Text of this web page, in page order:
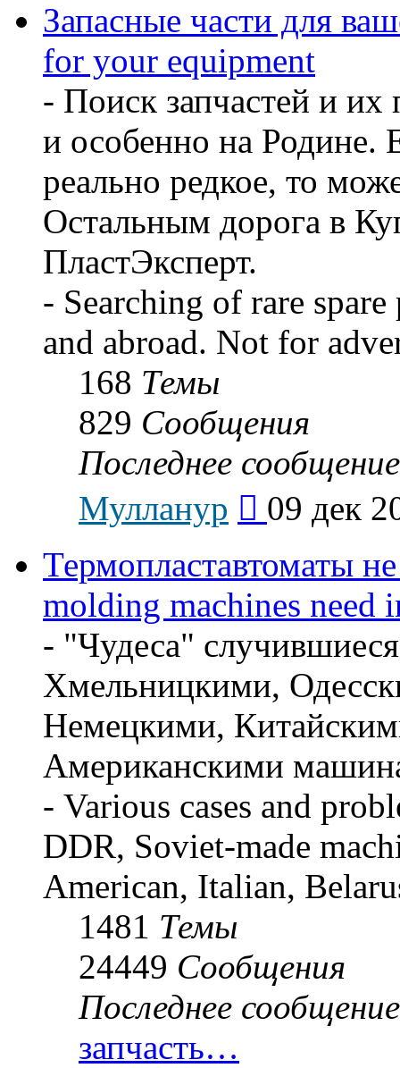
Запасные части для
for your equipment
- Поиск запчастей и
и особенно на Родине.
реально редкое, то
Остальным дорога в
ПластЭксперт.
- Searching of rare
and abroad. Not for
168 Темы
829 Сообщения
Последнее сообщение
Мулланур
последнему
09 дек
Термопластавтоматы
molding machines need
- "Чудеса"
Хмельницкими,
Немецкими,
Американскими
- Various cases and
DDR, Soviet-made
American, Italian,
1481 Темы
24449 Сообщения
Последнее сообщение
запчасть…